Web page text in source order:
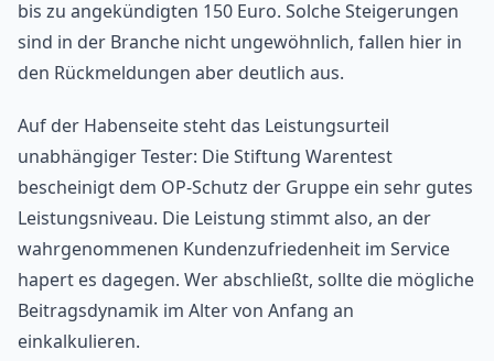
bis zu angekündigten 150 Euro. Solche Steigerungen
sind in der Branche nicht ungewöhnlich, fallen hier in
den Rückmeldungen aber deutlich aus.
Auf der Habenseite steht das Leistungsurteil
unabhängiger Tester: Die Stiftung Warentest
bescheinigt dem OP-Schutz der Gruppe ein sehr gutes
Leistungsniveau. Die Leistung stimmt also, an der
wahrgenommenen Kundenzufriedenheit im Service
hapert es dagegen. Wer abschließt, sollte die mögliche
Beitragsdynamik im Alter von Anfang an
einkalkulieren.